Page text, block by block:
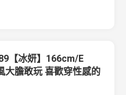
【冰妍】166cm/E
大膽敢玩 喜歡穿性感的